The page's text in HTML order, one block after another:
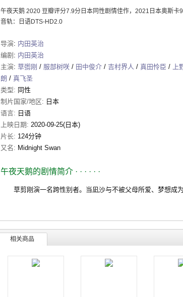
午夜天鹅 2020 豆瓣评分7.9分日本同性剧情佳作，2021日本奥斯卡
音轨：日语DTS-HD2.0
导演: 内田英治
编剧 : 内田英治
主演: 草彅刚 / 服部树咲 / 田中俊介 / 吉村界人 / 真田怜臣 / 上
朗 / 真飞圣
类型: 同性
制片国家/地区: 日本
语言: 日语
上映日期: 2020-09-25(日本)
片长: 124分钟
又名: Midnight Swan
午夜天鹅的剧情简介 · · · · · ·
草剪刚演一名跨性别者。当凪沙与不被父母所爱、梦想成为
相关商品